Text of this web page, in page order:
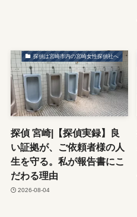
探偵は宮崎市内の宮崎女性探偵社へ
探偵 宮崎|【探偵実録】良
い証拠が、ご依頼者様の人
生を守る。私が報告書にこ
だわる理由
2026-08-04